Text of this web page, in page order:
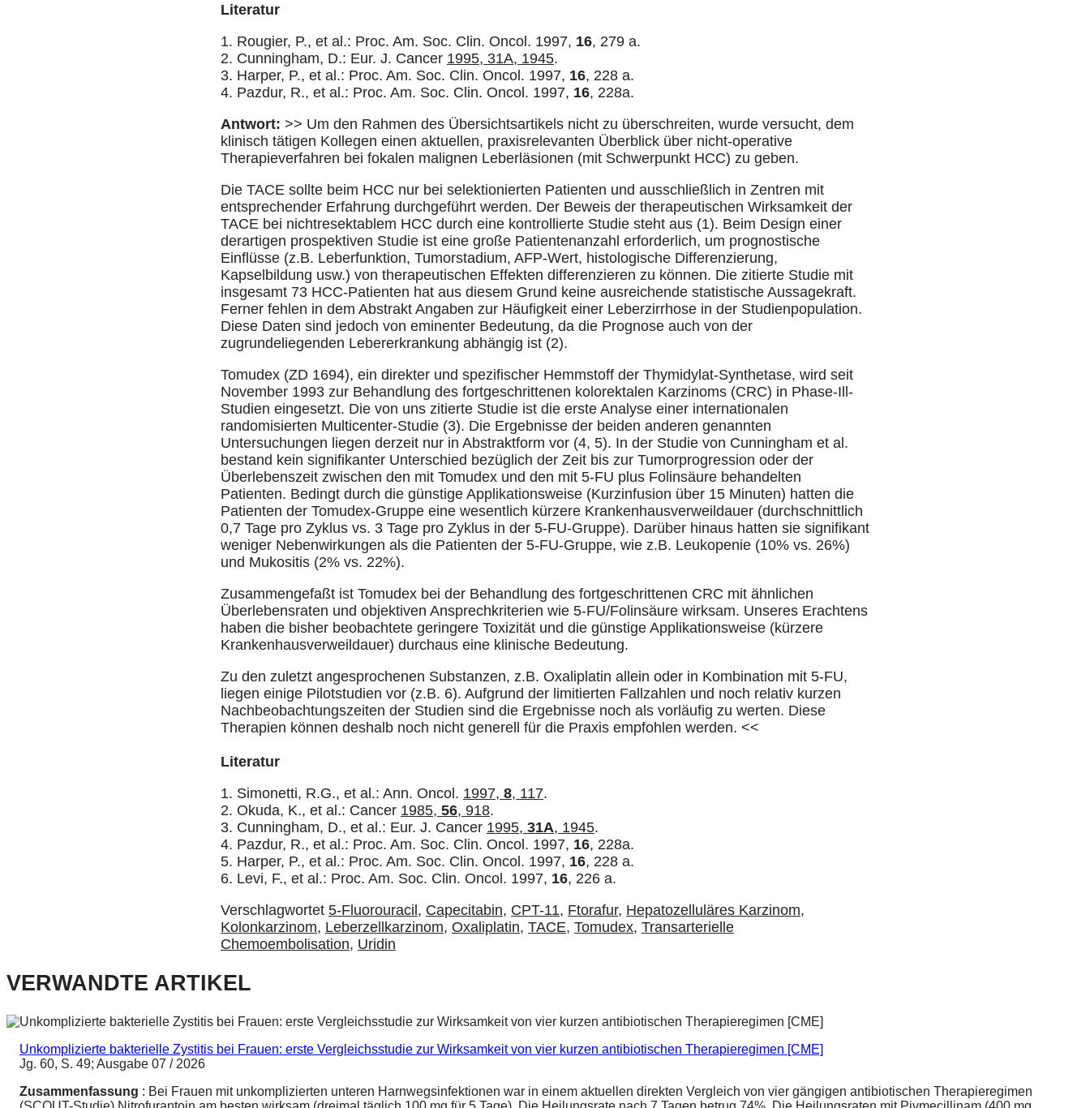
Literatur
1. Rougier, P., et al.: Proc. Am. Soc. Clin. Oncol. 1997, 16, 279 a.
2. Cunningham, D.: Eur. J. Cancer 1995, 31A, 1945.
3. Harper, P., et al.: Proc. Am. Soc. Clin. Oncol. 1997, 16, 228 a.
4. Pazdur, R., et al.: Proc. Am. Soc. Clin. Oncol. 1997, 16, 228a.
Antwort: >> Um den Rahmen des Übersichtsartikels nicht zu überschreiten, wurde versucht, dem
klinisch tätigen Kollegen einen aktuellen, praxisrelevanten Überblick über nicht-operative
Therapieverfahren bei fokalen malignen Leberläsionen (mit Schwerpunkt HCC) zu geben.
Die TACE sollte beim HCC nur bei selektionierten Patienten und ausschließlich in Zentren mit
entsprechender Erfahrung durchgeführt werden. Der Beweis der therapeutischen Wirksamkeit der
TACE bei nichtresektablem HCC durch eine kontrollierte Studie steht aus (1). Beim Design einer
derartigen prospektiven Studie ist eine große Patientenanzahl erforderlich, um prognostische
Einflüsse (z.B. Leberfunktion, Tumorstadium, AFP-Wert, histologische Differenzierung,
Kapselbildung usw.) von therapeutischen Effekten differenzieren zu können. Die zitierte Studie mit
insgesamt 73 HCC-Patienten hat aus diesem Grund keine ausreichende statistische Aussagekraft.
Ferner fehlen in dem Abstrakt Angaben zur Häufigkeit einer Leberzirrhose in der Studienpopulation.
Diese Daten sind jedoch von eminenter Bedeutung, da die Prognose auch von der
zugrundeliegenden Lebererkrankung abhängig ist (2).
Tomudex (ZD 1694), ein direkter und spezifischer Hemmstoff der Thymidylat-Synthetase, wird seit
November 1993 zur Behandlung des fortgeschrittenen kolorektalen Karzinoms (CRC) in Phase-Ill-
Studien eingesetzt. Die von uns zitierte Studie ist die erste Analyse einer internationalen
randomisierten Multicenter-Studie (3). Die Ergebnisse der beiden anderen genannten
Untersuchungen liegen derzeit nur in Abstraktform vor (4, 5). In der Studie von Cunningham et al.
bestand kein signifikanter Unterschied bezüglich der Zeit bis zur Tumorprogression oder der
Überlebenszeit zwischen den mit Tomudex und den mit 5-FU plus Folinsäure behandelten
Patienten. Bedingt durch die günstige Applikationsweise (Kurzinfusion über 15 Minuten) hatten die
Patienten der Tomudex-Gruppe eine wesentlich kürzere Krankenhausverweildauer (durchschnittlich
0,7 Tage pro Zyklus vs. 3 Tage pro Zyklus in der 5-FU-Gruppe). Darüber hinaus hatten sie signifikant
weniger Nebenwirkungen als die Patienten der 5-FU-Gruppe, wie z.B. Leukopenie (10% vs. 26%)
und Mukositis (2% vs. 22%).
Zusammengefaßt ist Tomudex bei der Behandlung des fortgeschrittenen CRC mit ähnlichen
Überlebensraten und objektiven Ansprechkriterien wie 5-FU/Folinsäure wirksam. Unseres Erachtens
haben die bisher beobachtete geringere Toxizität und die günstige Applikationsweise (kürzere
Krankenhausverweildauer) durchaus eine klinische Bedeutung.
Zu den zuletzt angesprochenen Substanzen, z.B. Oxaliplatin allein oder in Kombination mit 5-FU,
liegen einige Pilotstudien vor (z.B. 6). Aufgrund der limitierten Fallzahlen und noch relativ kurzen
Nachbeobachtungszeiten der Studien sind die Ergebnisse noch als vorläufig zu werten. Diese
Therapien können deshalb noch nicht generell für die Praxis empfohlen werden. <<
Literatur
1. Simonetti, R.G., et al.: Ann. Oncol. 1997, 8, 117.
2. Okuda, K., et al.: Cancer 1985, 56, 918.
3. Cunningham, D., et al.: Eur. J. Cancer 1995, 31A, 1945.
4. Pazdur, R., et al.: Proc. Am. Soc. Clin. Oncol. 1997, 16, 228a.
5. Harper, P., et al.: Proc. Am. Soc. Clin. Oncol. 1997, 16, 228 a.
6. Levi, F., et al.: Proc. Am. Soc. Clin. Oncol. 1997, 16, 226 a.
Verschlagwortet 5-Fluorouracil, Capecitabin, CPT-11, Ftorafur, Hepatozelluläres Karzinom,
Kolonkarzinom, Leberzellkarzinom, Oxaliplatin, TACE, Tomudex, Transarterielle
Chemoembolisation, Uridin
VERWANDTE ARTIKEL
Unkomplizierte bakterielle Zystitis bei Frauen: erste Vergleichsstudie zur Wirksamkeit von vier kurzen antibiotischen Therapieregimen [CME]
Jg. 60, S. 49; Ausgabe 07 / 2026
Zusammenfassung : Bei Frauen mit unkomplizierten unteren Harnwegsinfektionen war in einem aktuellen direkten Vergleich von vier gängigen antibiotischen Therapieregimen